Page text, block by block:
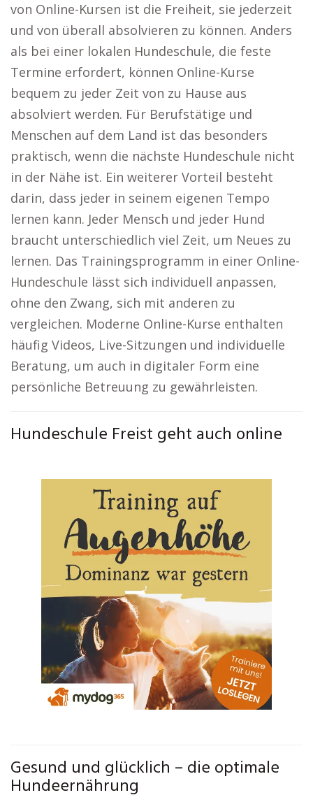
von Online-Kursen ist die Freiheit, sie jederzeit
und von überall absolvieren zu können. Anders
als bei einer lokalen Hundeschule, die feste
Termine erfordert, können Online-Kurse
bequem zu jeder Zeit von zu Hause aus
absolviert werden. Für Berufstätige und
Menschen auf dem Land ist das besonders
praktisch, wenn die nächste Hundeschule nicht
in der Nähe ist. Ein weiterer Vorteil besteht
darin, dass jeder in seinem eigenen Tempo
lernen kann. Jeder Mensch und jeder Hund
braucht unterschiedlich viel Zeit, um Neues zu
lernen. Das Trainingsprogramm in einer Online-
Hundeschule lässt sich individuell anpassen,
ohne den Zwang, sich mit anderen zu
vergleichen. Moderne Online-Kurse enthalten
häufig Videos, Live-Sitzungen und individuelle
Beratung, um auch in digitaler Form eine
persönliche Betreuung zu gewährleisten.
Hundeschule Freist geht auch online
Gesund und glücklich – die optimale
Hundeernährung